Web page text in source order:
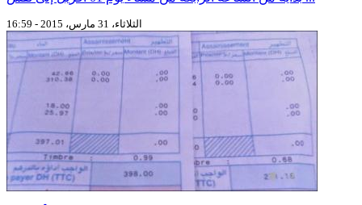
الثلاثاء، 31 مارس، 2015 - 16:59